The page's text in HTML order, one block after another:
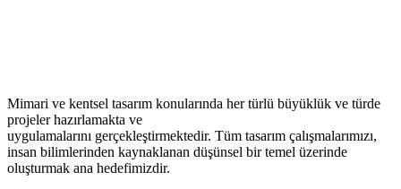
Mimari ve kentsel tasarım konularında her türlü büyüklük ve türde
projeler hazırlamakta ve
uygulamalarını gerçekleştirmektedir. Tüm tasarım çalışmalarımızı,
insan bilimlerinden kaynaklanan düşünsel bir temel üzerinde
oluşturmak ana hedefimizdir.